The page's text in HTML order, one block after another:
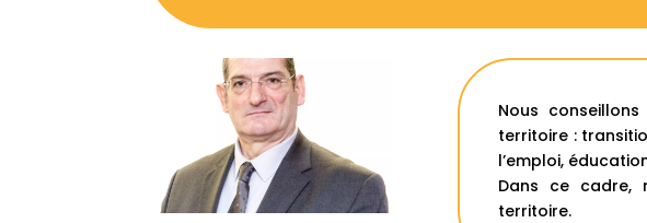
Nous
territoire :
l’emploi,
Dans ce cadre,
territoire.